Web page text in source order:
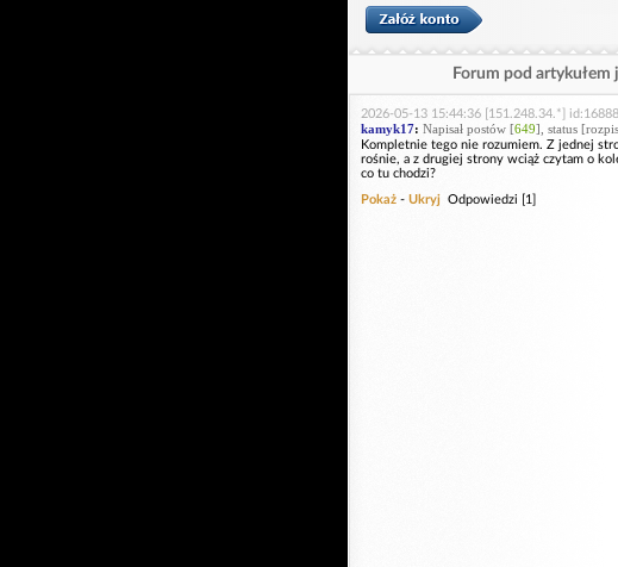
Forum pod
2026-05-13 15:44:36 [151.248.34.*]
kamyk17: Napisał postów [649], status
Kompletnie tego nie rozumiem. Z jednej
rośnie, a z drugiej strony wciąż czytam o
co tu chodzi?
Pokaż - Ukryj Odpowiedzi [1]